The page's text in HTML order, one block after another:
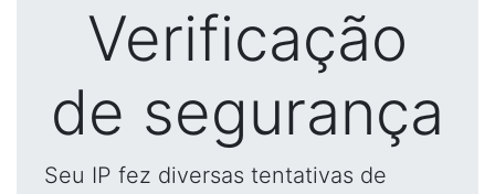
Verificação
de segurança
Seu IP fez diversas tentativas de